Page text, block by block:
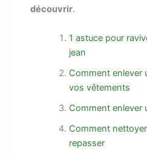
découvrir.
1 astuce pour
jean
Comment enlever
vos vêtements
Comment enlever
Comment nettoyer
repasser